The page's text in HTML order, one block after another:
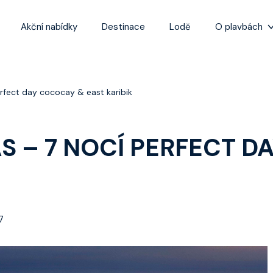
Akční nabídky Destinace Lodě O plavbách
day cococay & east karibik
– 7 NOCÍ PERFECT